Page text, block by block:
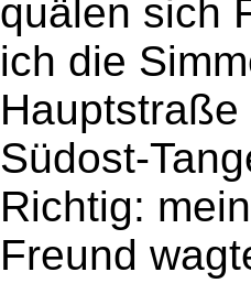
quälen sich
ich die
Südost-
Richtig:
Freund